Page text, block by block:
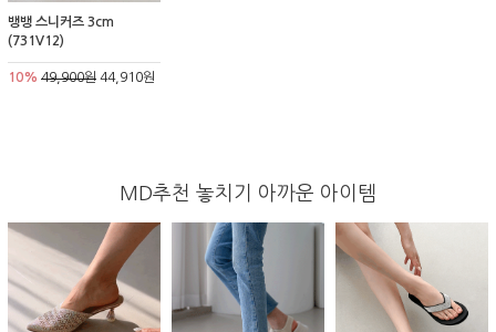
뱅뱅 스니커즈 3cm
(731V12)
10% 49,900원 44,910원
MD추천 놓치기 아까운 아이템